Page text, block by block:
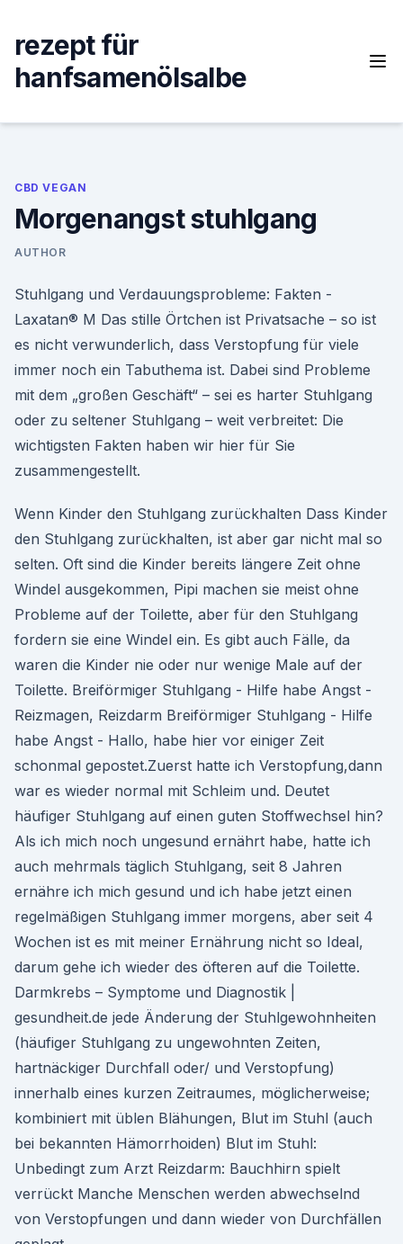
content
rezept für
hanfsamenölsalbe
CBD VEGAN
Morgenangst stuhlgang
AUTHOR
Stuhlgang und Verdauungsprobleme: Fakten -
Laxatan® M Das stille Örtchen ist Privatsache – so ist
es nicht verwunderlich, dass Verstopfung für viele
immer noch ein Tabuthema ist. Dabei sind Probleme
mit dem „großen Geschäft“ – sei es harter Stuhlgang
oder zu seltener Stuhlgang – weit verbreitet: Die
wichtigsten Fakten haben wir hier für Sie
zusammengestellt.
Wenn Kinder den Stuhlgang zurückhalten Dass Kinder
den Stuhlgang zurückhalten, ist aber gar nicht mal so
selten. Oft sind die Kinder bereits längere Zeit ohne
Windel ausgekommen, Pipi machen sie meist ohne
Probleme auf der Toilette, aber für den Stuhlgang
fordern sie eine Windel ein. Es gibt auch Fälle, da
waren die Kinder nie oder nur wenige Male auf der
Toilette. Breiförmiger Stuhlgang - Hilfe habe Angst -
Reizmagen, Reizdarm Breiförmiger Stuhlgang - Hilfe
habe Angst - Hallo, habe hier vor einiger Zeit
schonmal gepostet.Zuerst hatte ich Verstopfung,dann
war es wieder normal mit Schleim und. Deutet
häufiger Stuhlgang auf einen guten Stoffwechsel hin?
Als ich mich noch ungesund ernährt habe, hatte ich
auch mehrmals täglich Stuhlgang, seit 8 Jahren
ernähre ich mich gesund und ich habe jetzt einen
regelmäßigen Stuhlgang immer morgens, aber seit 4
Wochen ist es mit meiner Ernährung nicht so Ideal,
darum gehe ich wieder des öfteren auf die Toilette.
Darmkrebs – Symptome und Diagnostik |
gesundheit.de jede Änderung der Stuhlgewohnheiten
(häufiger Stuhlgang zu ungewohnten Zeiten,
hartnäckiger Durchfall oder/ und Verstopfung)
innerhalb eines kurzen Zeitraumes, möglicherweise;
kombiniert mit üblen Blähungen, Blut im Stuhl (auch
bei bekannten Hämorrhoiden) Blut im Stuhl:
Unbedingt zum Arzt Reizdarm: Bauchhirn spielt
verrückt Manche Menschen werden abwechselnd
von Verstopfungen und dann wieder von Durchfällen